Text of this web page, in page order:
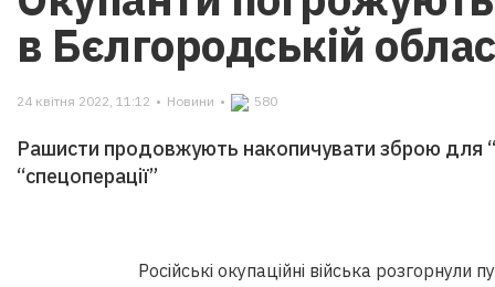
в Бєлгородській
24 квітня 2022, 11:12 • Новини • 580
Рашисти продовжують накопичувати зброю для
“спецоперації”
Російські окупаційні війська